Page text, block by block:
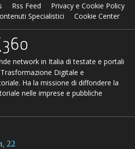
Rss Feed
Privacy e Cookie Policy
Specialistici
Cookie Center
network in Italia di testate e portali
Digitale e
Ha la missione di diffondere la
nelle imprese e pubbliche
22